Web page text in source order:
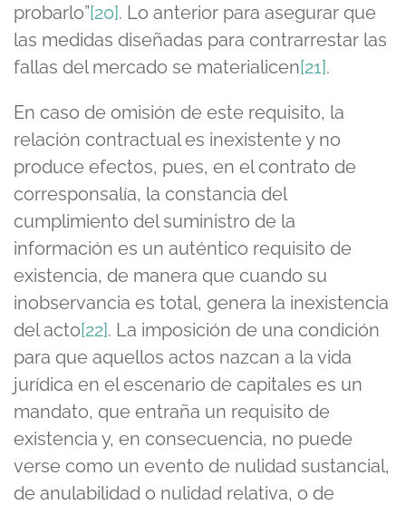
probarlo”[20]. Lo anterior para asegurar que
las medidas diseñadas para contrarrestar las
fallas del mercado se materialicen[21].
En caso de omisión de este requisito, la
relación contractual es inexistente y no
produce efectos, pues, en el contrato de
corresponsalía, la constancia del
cumplimiento del suministro de la
información es un auténtico requisito de
existencia, de manera que cuando su
inobservancia es total, genera la inexistencia
del acto[22]. La imposición de una condición
para que aquellos actos nazcan a la vida
jurídica en el escenario de capitales es un
mandato, que entraña un requisito de
existencia y, en consecuencia, no puede
verse como un evento de nulidad sustancial,
de anulabilidad o nulidad relativa, o de